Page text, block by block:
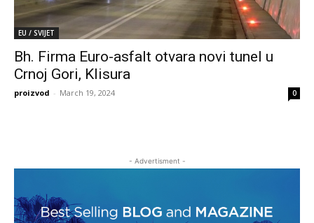
EU / SVIJET
Bh. Firma Euro-asfalt otvara novi tunel u
Crnoj Gori, Klisura
proizvod - March 19, 2024 0
- Advertisment -